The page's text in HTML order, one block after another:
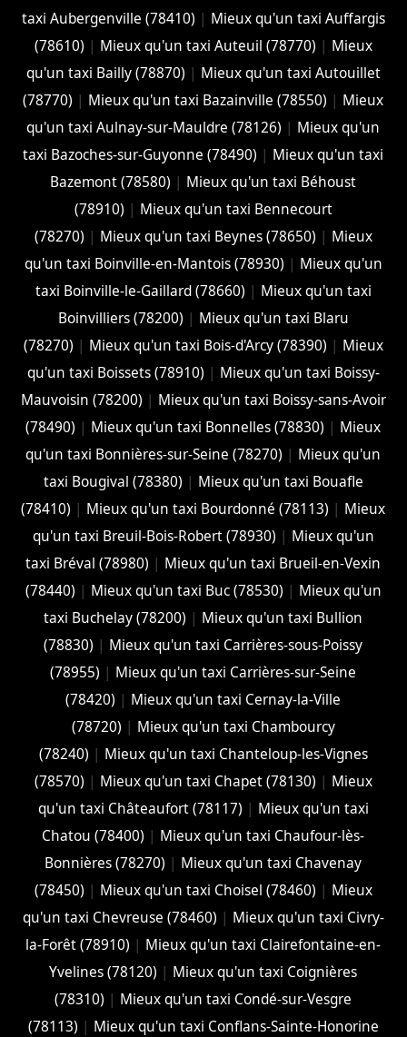
taxi Aubergenville (78410) | Mieux qu'un taxi Auffargis
(78610) | Mieux qu'un taxi Auteuil (78770) | Mieux
qu'un taxi Bailly (78870) | Mieux qu'un taxi Autouillet
(78770) | Mieux qu'un taxi Bazainville (78550) | Mieux
qu'un taxi Aulnay-sur-Mauldre (78126) | Mieux qu'un
taxi Bazoches-sur-Guyonne (78490) | Mieux qu'un taxi
Bazemont (78580) | Mieux qu'un taxi Béhoust
(78910) | Mieux qu'un taxi Bennecourt
(78270) | Mieux qu'un taxi Beynes (78650) | Mieux
qu'un taxi Boinville-en-Mantois (78930) | Mieux qu'un
taxi Boinville-le-Gaillard (78660) | Mieux qu'un taxi
Boinvilliers (78200) | Mieux qu'un taxi Blaru
(78270) | Mieux qu'un taxi Bois-d'Arcy (78390) | Mieux
qu'un taxi Boissets (78910) | Mieux qu'un taxi Boissy-
Mauvoisin (78200) | Mieux qu'un taxi Boissy-sans-Avoir
(78490) | Mieux qu'un taxi Bonnelles (78830) | Mieux
qu'un taxi Bonnières-sur-Seine (78270) | Mieux qu'un
taxi Bougival (78380) | Mieux qu'un taxi Bouafle
(78410) | Mieux qu'un taxi Bourdonné (78113) | Mieux
qu'un taxi Breuil-Bois-Robert (78930) | Mieux qu'un
taxi Bréval (78980) | Mieux qu'un taxi Brueil-en-Vexin
(78440) | Mieux qu'un taxi Buc (78530) | Mieux qu'un
taxi Buchelay (78200) | Mieux qu'un taxi Bullion
(78830) | Mieux qu'un taxi Carrières-sous-Poissy
(78955) | Mieux qu'un taxi Carrières-sur-Seine
(78420) | Mieux qu'un taxi Cernay-la-Ville
(78720) | Mieux qu'un taxi Chambourcy
(78240) | Mieux qu'un taxi Chanteloup-les-Vignes
(78570) | Mieux qu'un taxi Chapet (78130) | Mieux
qu'un taxi Châteaufort (78117) | Mieux qu'un taxi
Chatou (78400) | Mieux qu'un taxi Chaufour-lès-
Bonnières (78270) | Mieux qu'un taxi Chavenay
(78450) | Mieux qu'un taxi Choisel (78460) | Mieux
qu'un taxi Chevreuse (78460) | Mieux qu'un taxi Civry-
la-Forêt (78910) | Mieux qu'un taxi Clairefontaine-en-
Yvelines (78120) | Mieux qu'un taxi Coignières
(78310) | Mieux qu'un taxi Condé-sur-Vesgre
(78113) | Mieux qu'un taxi Conflans-Sainte-Honorine